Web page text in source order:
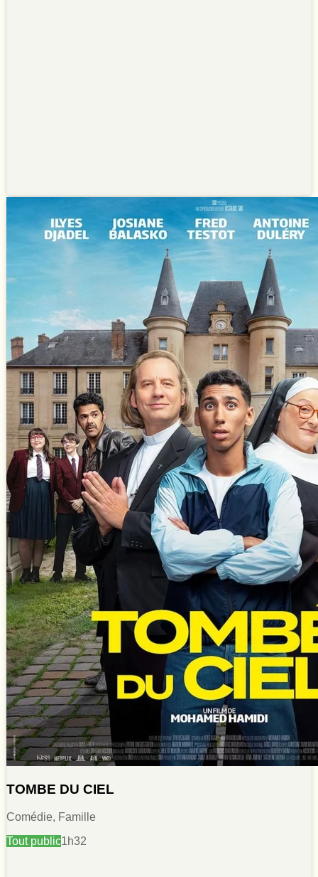
TOMBE DU CIEL
Comédie, Famille
Tout public1h32